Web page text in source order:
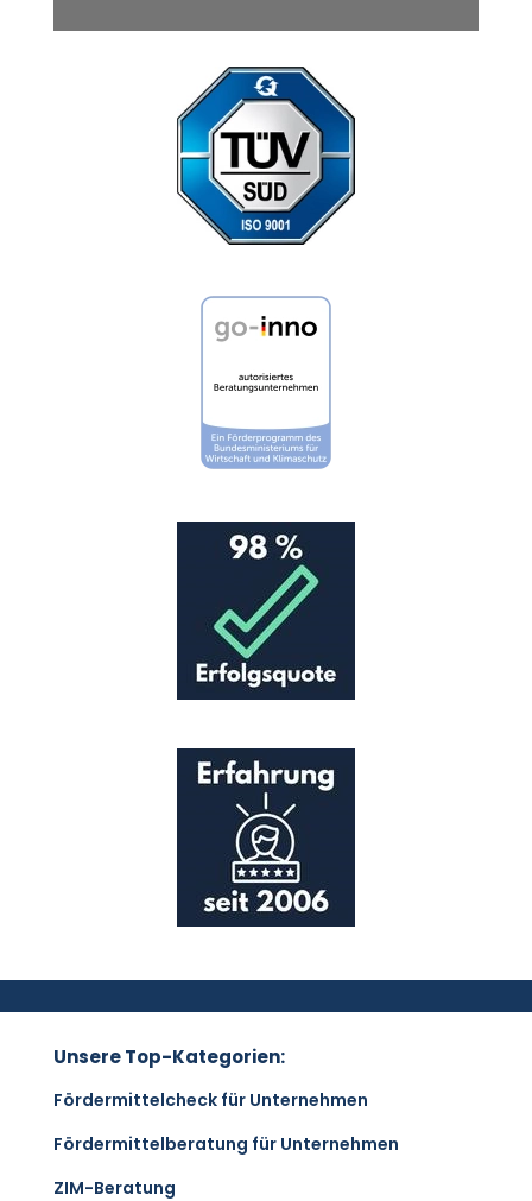
Unsere Top-Kategorien:
Fördermittelcheck für Unternehmen
Fördermittelberatung für Unternehmen
ZIM-Beratung